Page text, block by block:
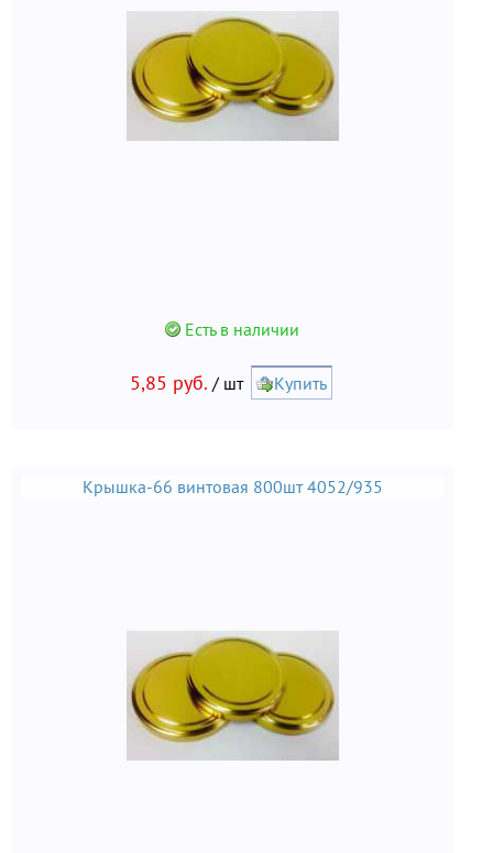
Есть в наличии
5,85 руб. / шт Купить
Крышка-66 винтовая 800шт 4052/935